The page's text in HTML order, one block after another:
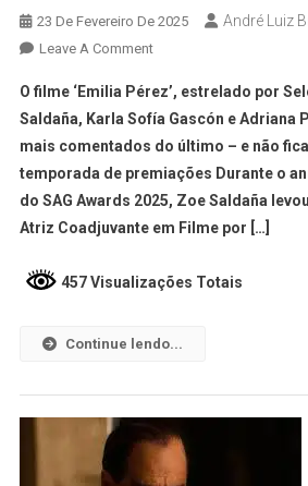
23 De Fevereiro De 2025 André Luiz
Leave A Comment
O filme ‘Emilia Pérez’, estrelado por
Saldaña, Karla Sofía Gascón e Adriana
mais comentados do último – e não
temporada de premiações Durante o
do SAG Awards 2025, Zoe Saldaña
Atriz Coadjuvante em Filme por […]
457 Visualizações Totais
Continue lendo...